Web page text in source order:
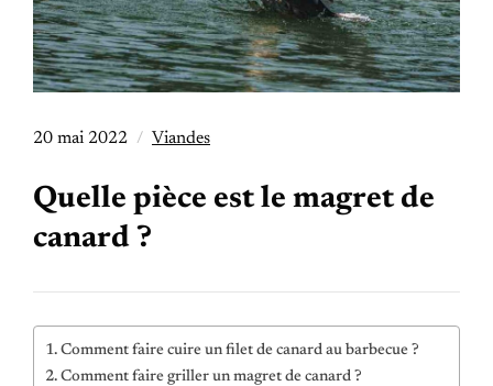
20 mai 2022 Viandes
Quelle pièce est le magret de
canard ?
Comment faire cuire un filet de canard au barbecue ?
Comment faire griller un magret de canard ?